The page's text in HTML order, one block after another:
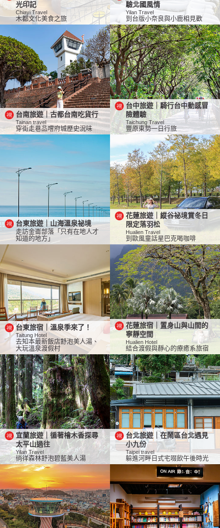
光印記
Chiayi Travel
木都文化美食之旅
驗北國風情
Yilan Travel
到台版小奈良與小鹿相見歡
台南旅遊｜古都台南吃貨行
Tainan travel
穿街走巷品嚐府城歷史況味
台中旅遊｜騎行台中動感冒
險體驗
Taichung Travel
豐原東勢一日行旅
台東旅遊｜山海溫泉祕境
走訪金崙部落「只有在地人才
知道的地方」
花蓮旅遊｜縱谷祕境賞冬日
限定落羽松
Hualien Travel
到歐風童話星巴克喝咖啡
台東旅宿｜溫泉季來了！
Taitung Hotel
去知本最新飯店舒泡美人湯、
大玩溫泉渡假村
花蓮旅宿｜置身山與山間的
寧靜空間
Hualien Hotel
結合渡假與靜心的療癒系旅宿
宜蘭旅遊｜循著檜木香探尋
太平山過往
Yilan Travel
徜徉森林舒泡碧藍美人湯
台北旅遊｜在鬧區台北遇見
小九份
Taipei travel
躲進河畔日式宅啜飲午後時光